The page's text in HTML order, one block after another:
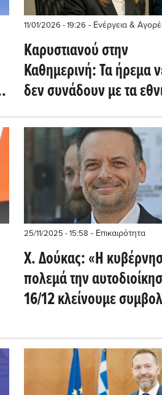
11/01/2026 - 19:26 - Ενέργεια &
Kαρυστιανού στην
Καθημερινή: Τα ήρεμα
δεν συνάδουν με τα
συμφέροντα - Εκτός ο
Φαραντούρης
25/11/2025 - 15:58 - Επικαιρότητα
Χ. Δούκας: «Η
πολεμά την
16/12 κλείνουμε